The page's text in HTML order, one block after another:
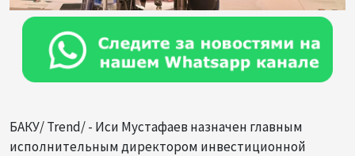
БАКУ/ Trend/ - Иси Мустафаев назначен главным
исполнительным директором инвестиционной